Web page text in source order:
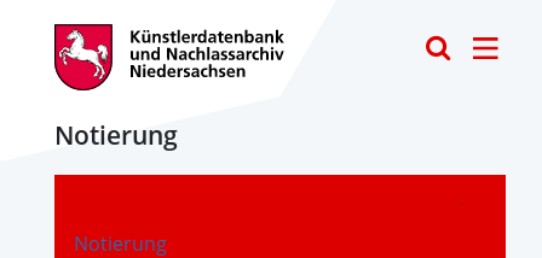
Notierung
Notierung
-